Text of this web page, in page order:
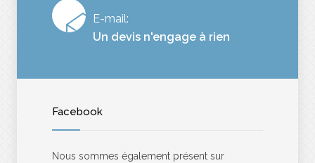
E-mail:
Un devis n'engage à rien
Facebook
Nous sommes également présent sur